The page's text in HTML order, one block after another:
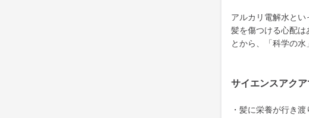
アルカリ電解水とい
髪を傷つける心配は
とから、「科学の水
サイエンスアク
・髪に栄養が行き